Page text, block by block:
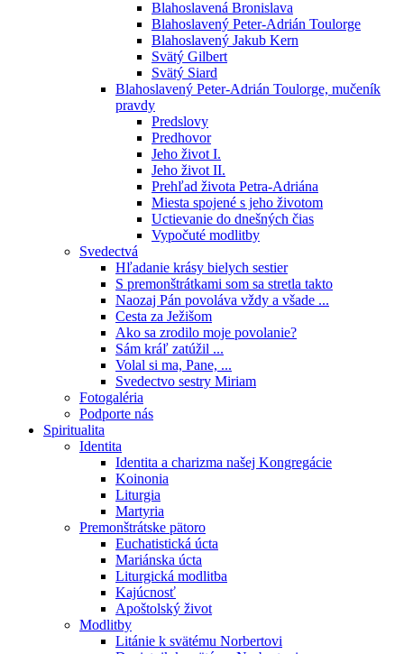
Blahoslavená Bronislava
Blahoslavený Peter-Adrián Toulorge
Blahoslavený Jakub Kern
Svätý Gilbert
Svätý Siard
Blahoslavený Peter-Adrián Toulorge, mučeník
pravdy
Predslovy
Predhovor
Jeho život I.
Jeho život II.
Prehľad života Petra-Adriána
Miesta spojené s jeho životom
Uctievanie do dnešných čias
Vypočuté modlitby
Svedectvá
Hľadanie krásy bielych sestier
S premonštrátkami som sa stretla takto
Naozaj Pán povoláva vždy a všade ...
Cesta za Ježišom
Ako sa zrodilo moje povolanie?
Sám kráľ zatúžil ...
Volal si ma, Pane, ...
Svedectvo sestry Miriam
Fotogaléria
Podporte nás
Spiritualita
Identita
Identita a charizma našej Kongregácie
Koinonia
Liturgia
Martyria
Premonštrátske pätoro
Euchatistická úcta
Mariánska úcta
Liturgická modlitba
Kajúcnosť
Apoštolský život
Modlitby
Litánie k svätému Norbertovi